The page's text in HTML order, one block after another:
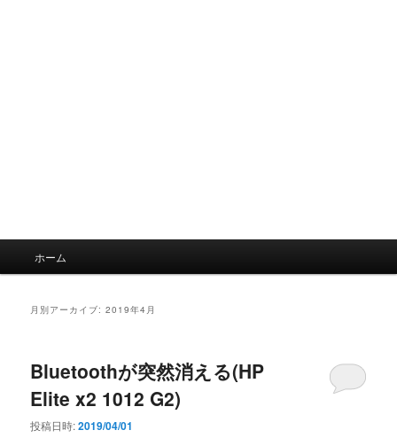
ホーム
月別アーカイブ:2019年4月
Bluetoothが突然消える(HP
Elite x2 1012 G2)
投稿日時:2019/04/01